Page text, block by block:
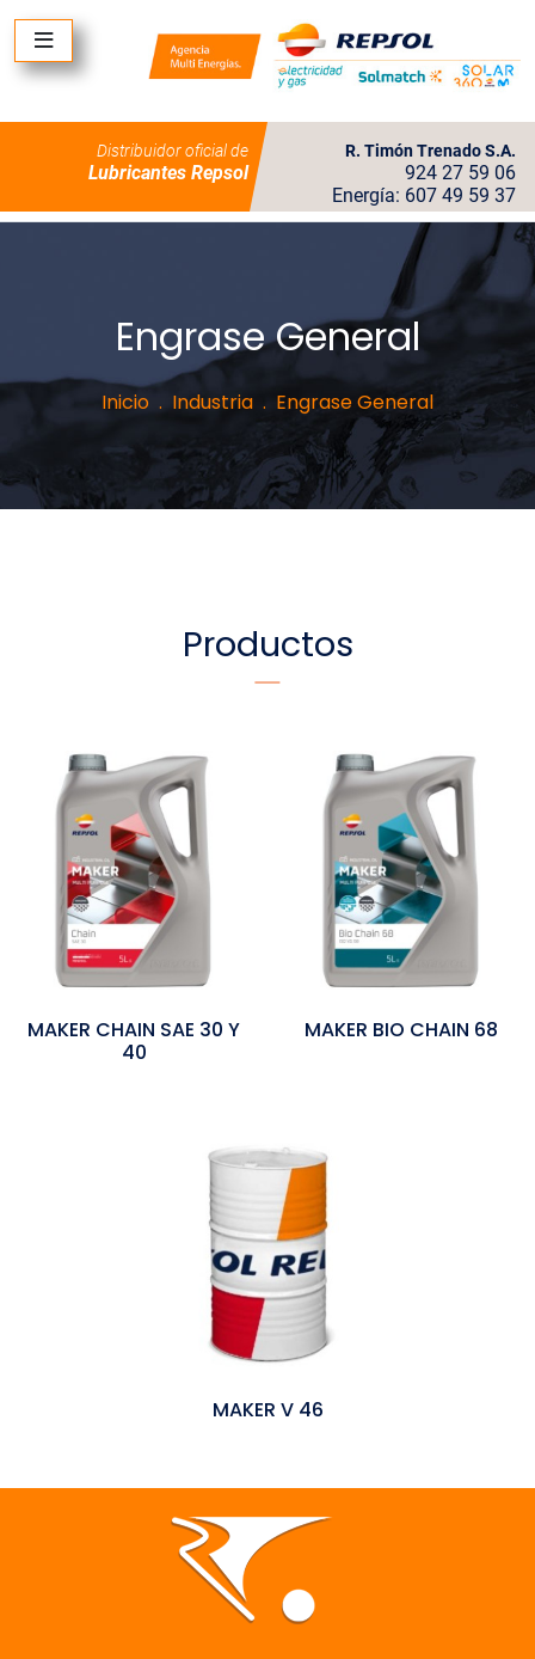
Distribuidor oficial de
Lubricantes Repsol
R. Timón Trenado S.A.
924 27 59 06
Energía: 607 49 59 37
Engrase General
Inicio Industria Engrase General
Productos
MAKER CHAIN SAE 30 Y
40
MAKER BIO CHAIN 68
MAKER V 46